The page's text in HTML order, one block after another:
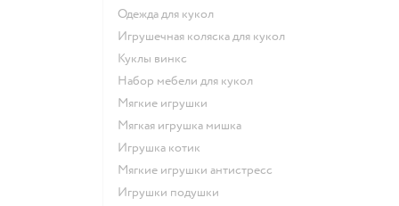
Одежда для кукол
Игрушечная коляска для кукол
Куклы винкс
Набор мебели для кукол
Мягкие игрушки
Мягкая игрушка мишка
Игрушка котик
Мягкие игрушки антистресс
Игрушки подушки